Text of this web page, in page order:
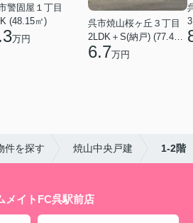
警固屋１丁目
(48.15㎡)
万円
呉市焼山桜ヶ丘３丁目
2LDK＋S(納戸) (77.40㎡)
6.7万円
件を探す 焼山中央戸建 1-2階
メイトFC呉駅前店